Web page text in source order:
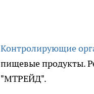
Контролирующие
пищевые продукты.
"МТРЕЙД".